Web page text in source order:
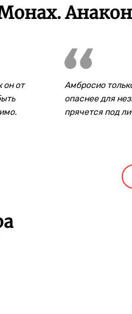
он от
Амбросио
опаснее для
прячется под